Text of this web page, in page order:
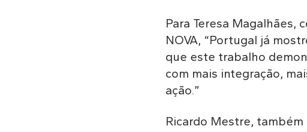
Para Teresa Magalhães,
NOVA, “Portugal já
que este trabalho
com mais integração,
ação.”
Ricardo Mestre,